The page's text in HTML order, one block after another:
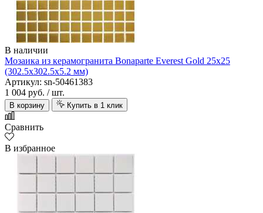
В наличии
Мозаика из керамогранита Bonaparte Everest Gold 25х25
(302.5х302.5х5.2 мм)
Артикул: sn-50461383
1 004 руб. / шт.
В корзину Купить в 1 клик
Сравнить
В избранное